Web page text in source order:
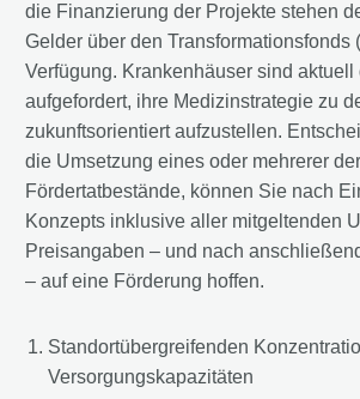
die Finanzierung der Projekte stehen
Gelder über den Transformationsfonds (
Verfügung. Krankenhäuser sind aktuell
aufgefordert, ihre Medizinstrategie zu
zukunftsorientiert aufzustellen.
die Umsetzung eines oder mehrerer
Fördertatbestände, können Sie nach
Konzepts inklusive aller mitgeltenden
Preisangaben – und nach
– auf eine Förderung hoffen.
Standortübergreifenden
Versorgungskapazitäten